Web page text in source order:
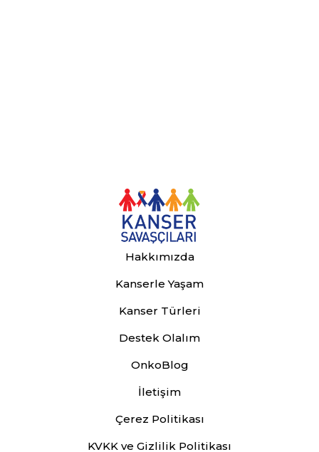
Hakkımızda
Kanserle Yaşam
Kanser Türleri
Destek Olalım
OnkoBlog
İletişim
Çerez Politikası
KVKK ve Gizlilik Politikası